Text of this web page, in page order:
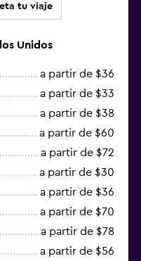
tu viaje
Unidos
a partir de $36
a partir de $33
a partir de $38
a partir de $60
a partir de $72
a partir de $30
a partir de $36
a partir de $70
a partir de $78
a partir de $56